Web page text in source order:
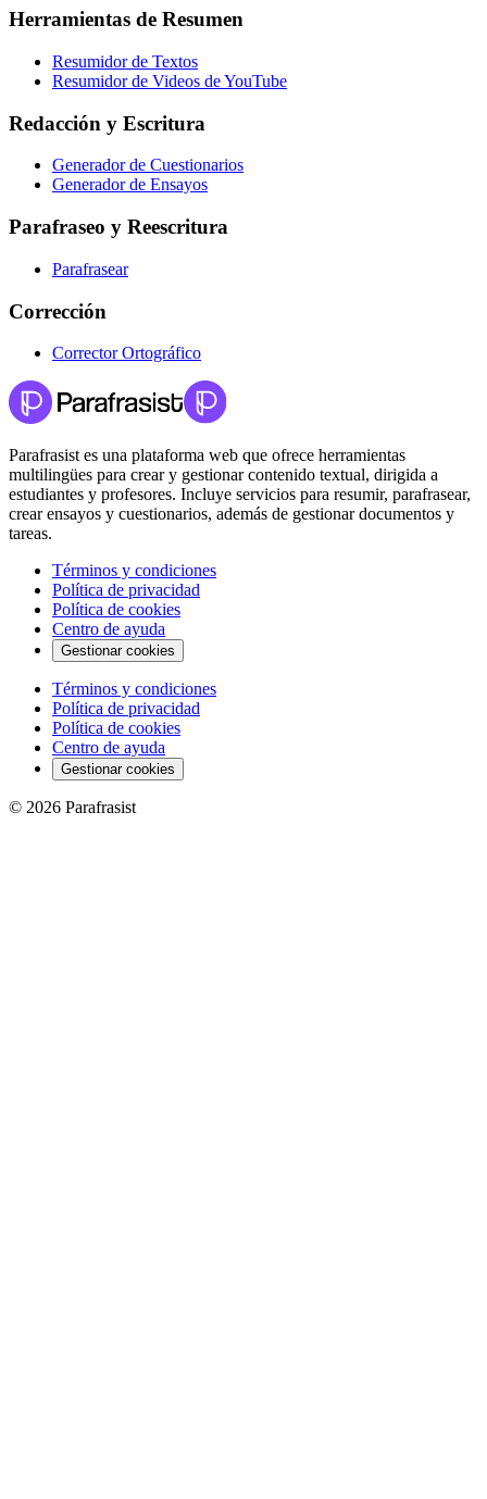
Herramientas de Resumen
Resumidor de Textos
Resumidor de Videos de YouTube
Redacción y Escritura
Generador de Cuestionarios
Generador de Ensayos
Parafraseo y Reescritura
Parafrasear
Corrección
Corrector Ortográfico
Parafrasist es una plataforma web que ofrece herramientas
multilingües para crear y gestionar contenido textual, dirigida a
estudiantes y profesores. Incluye servicios para resumir, parafrasear,
crear ensayos y cuestionarios, además de gestionar documentos y
tareas.
Términos y condiciones
Política de privacidad
Política de cookies
Centro de ayuda
Gestionar cookies
Términos y condiciones
Política de privacidad
Política de cookies
Centro de ayuda
Gestionar cookies
© 2026 Parafrasist